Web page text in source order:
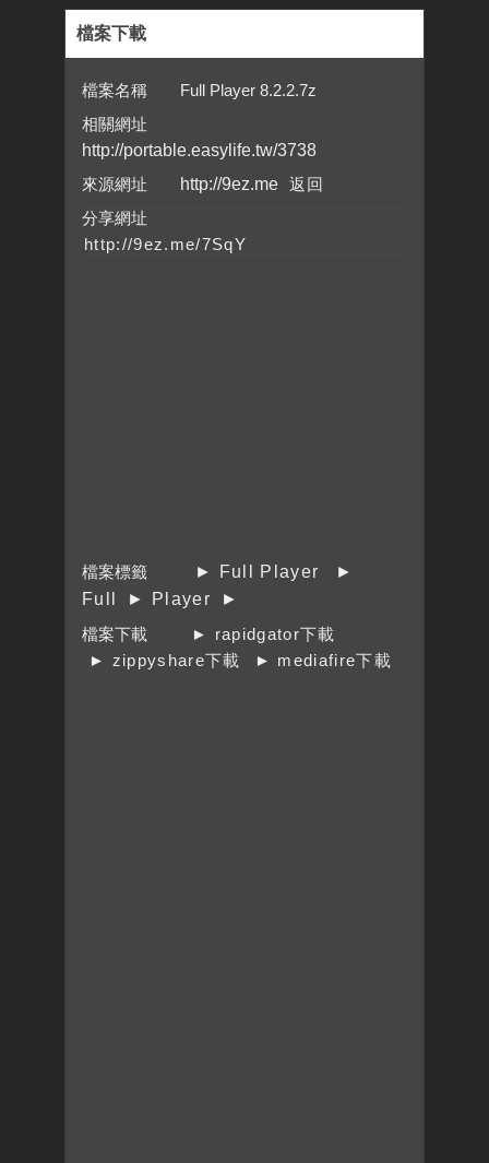
檔案下載
檔案名稱 Full Player 8.2.2.7z
相關網址
http://portable.easylife.tw/3738
來源網址
http://9ez.me
分享網址
檔案標籤 ► Full Player
►
Full
► Player
►
檔案下載